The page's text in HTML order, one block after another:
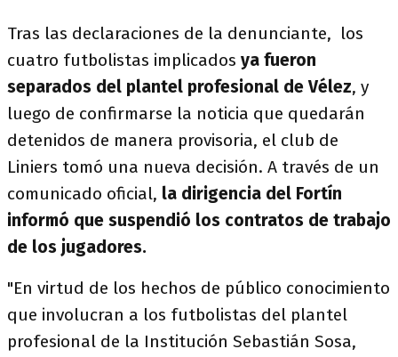
Tras las declaraciones de la denunciante, los
cuatro futbolistas implicados ya fueron
separados del plantel profesional de Vélez, y
luego de confirmarse la noticia que quedarán
detenidos de manera provisoria, el club de
Liniers tomó una nueva decisión. A través de un
comunicado oficial, la dirigencia del Fortín
informó que suspendió los contratos de trabajo
de los jugadores.
"En virtud de los hechos de público conocimiento
que involucran a los futbolistas del plantel
profesional de la Institución Sebastián Sosa,